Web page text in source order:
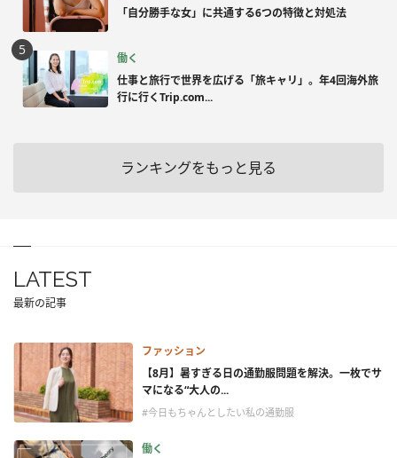
「自分勝手な女」に共通する6つの特徴と対処法
働く
仕事と旅行で世界を広げる「旅キャリ」。年4回海外旅
行に行くTrip.com...
ランキングをもっと見る
LATEST
最新の記事
ファッション
【8月】暑すぎる日の通勤服問題を解決。一枚でサ
マになる“大人の...
#今日もちゃんとしたい私の通勤服
働く